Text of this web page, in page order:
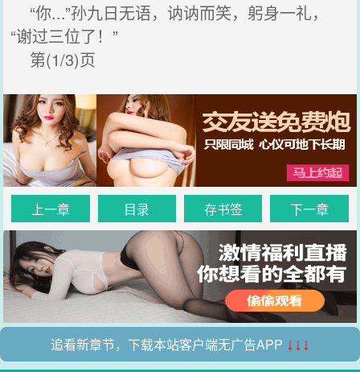
“你...”孙九日无语，讷讷而笑，躬身一礼，
“谢过三位了！”
第(1/3)页
上一章 目录 存书签 下一章
追看新章节，下载本站客户端无广告APP ↓↓↓